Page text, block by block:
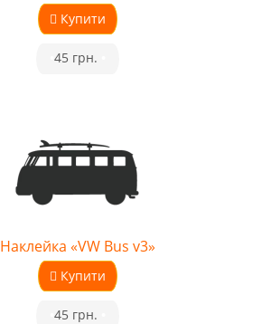
Купити
45 грн.
Наклейка «VW Bus v3»
Купити
45 грн.